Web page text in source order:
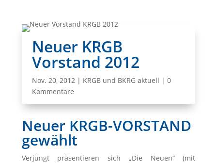
Neuer KRGB
Vorstand 2012
Nov. 20, 2012| KRGB und BKRG aktuell | 0
Kommentare
Neuer KRGB-VORSTAND
gewählt
Verjüngt präsentieren sich „Die Neuen“ (mit